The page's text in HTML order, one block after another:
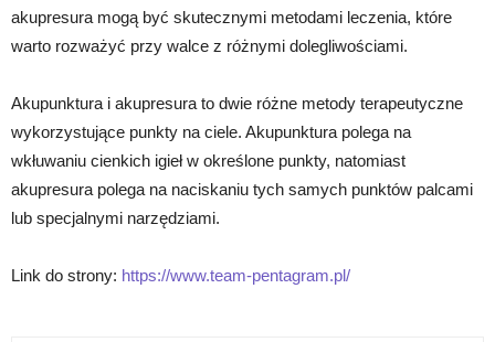
akupresura mogą być skutecznymi metodami leczenia, które
warto rozważyć przy walce z różnymi dolegliwościami.
Akupunktura i akupresura to dwie różne metody terapeutyczne
wykorzystujące punkty na ciele. Akupunktura polega na
wkłuwaniu cienkich igieł w określone punkty, natomiast
akupresura polega na naciskaniu tych samych punktów palcami
lub specjalnymi narzędziami.
Link do strony: https://www.team-pentagram.pl/